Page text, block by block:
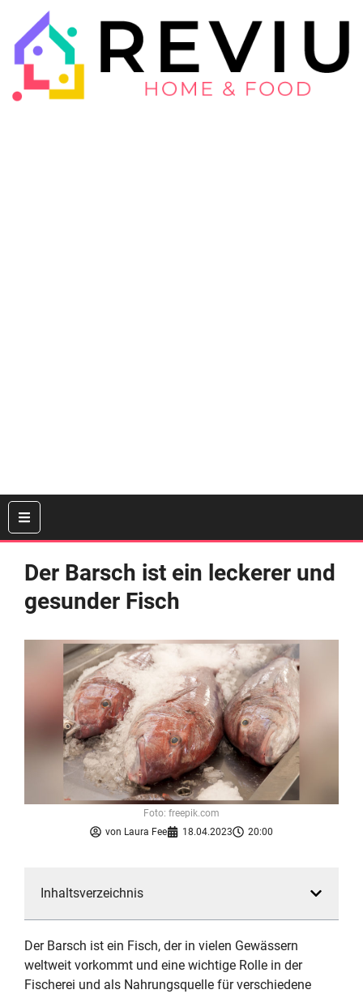
Der Barsch ist ein leckerer und
gesunder Fisch
von Laura Fee 18.04.2023 20:00
Foto: freepik.com
Inhaltsverzeichnis
Der Barsch ist ein Fisch, der in vielen Gewässern
weltweit vorkommt und eine wichtige Rolle in der
Fischerei und als Nahrungsquelle für verschiedene